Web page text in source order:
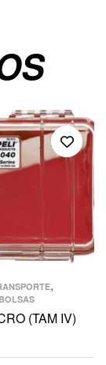
,
(TAM IV)